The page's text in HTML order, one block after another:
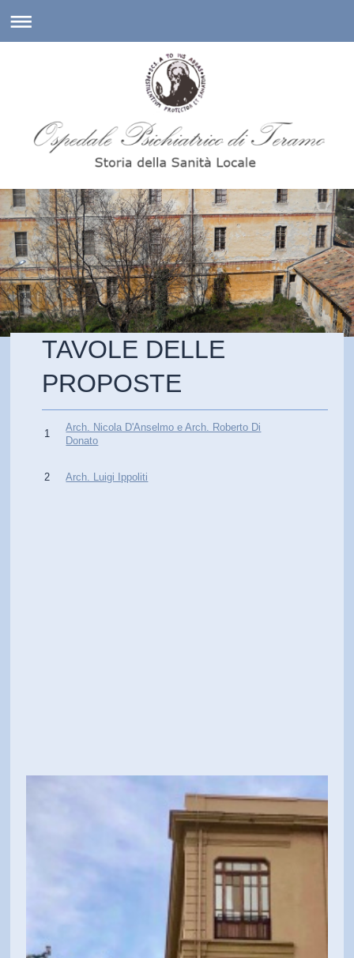
TAVOLE DELLE
PROPOSTE
1
Arch. Nicola D'Anselmo e Arch. Roberto Di
Donato
2 Arch. Luigi Ippoliti